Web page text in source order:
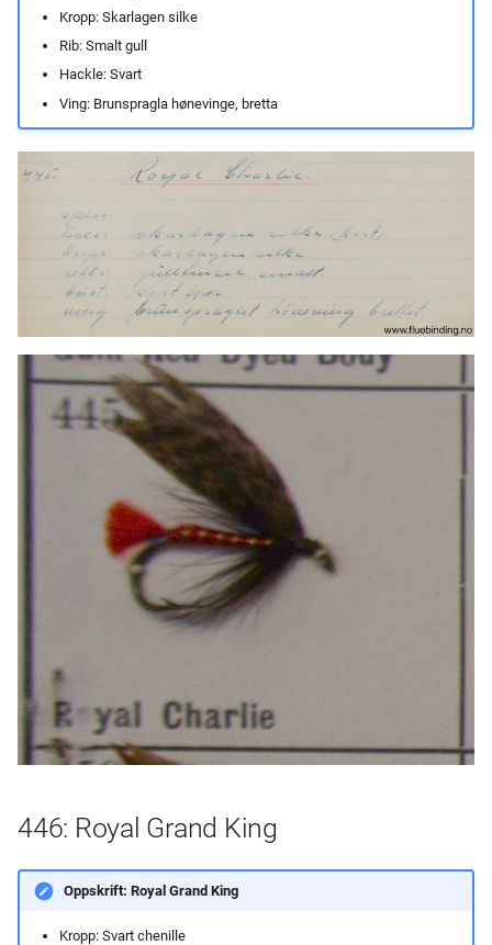
Kropp: Skarlagen silke
Rib: Smalt gull
Hackle: Svart
Ving: Brunspragla hønevinge, bretta
446: Royal Grand King
Oppskrift: Royal Grand King
Kropp: Svart chenille